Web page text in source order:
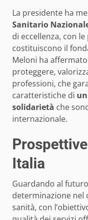
La presidente ha
Sanitario
di eccellenza, con
costituiscono il
Meloni ha
proteggere,
professioni, che
caratteristiche di
solidarietà che
internazionale.
Italia
Guardando al
determinazione nel
sanità, con